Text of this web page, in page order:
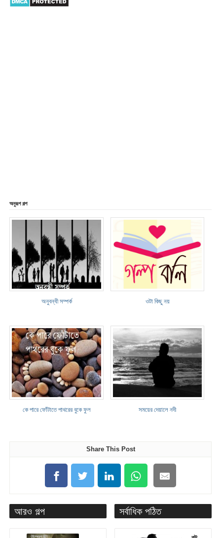
অনুরূপ গল্প
অনুবন্ধী সম্পর্ক ওটা কিছু নয়
কে পারে ফোঁটাতে পাথরের বুকে ফুল সময়ের দেয়ালে নদী
Share This Post
আরও গল্প সর্বাধিক পঠিত